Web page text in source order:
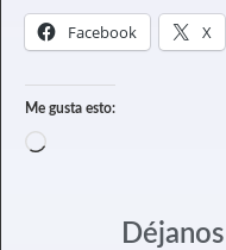
Facebook X
Me gusta esto: